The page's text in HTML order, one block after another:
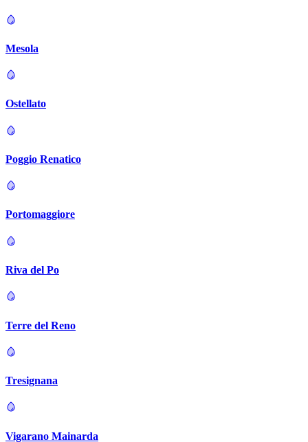
Mesola
Ostellato
Poggio Renatico
Portomaggiore
Riva del Po
Terre del Reno
Tresignana
Vigarano Mainarda